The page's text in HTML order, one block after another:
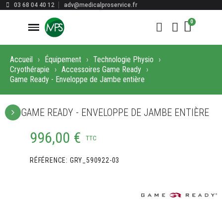
03 68 04 40 12 adv@medicalproservice.fr
Accueil Équipement
Technologie Physio
Cryothérapie
Accessoires Game Ready
Game Ready - Enveloppe de Jambe entière
GAME READY - ENVELOPPE DE JAMBE ENTIÈRE
996,00 € TTC
RÉFÉRENCE GRY_590922-03